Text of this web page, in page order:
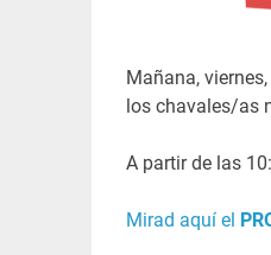
Mañana,
los chavales/as
A partir de las
Mirad aquí el